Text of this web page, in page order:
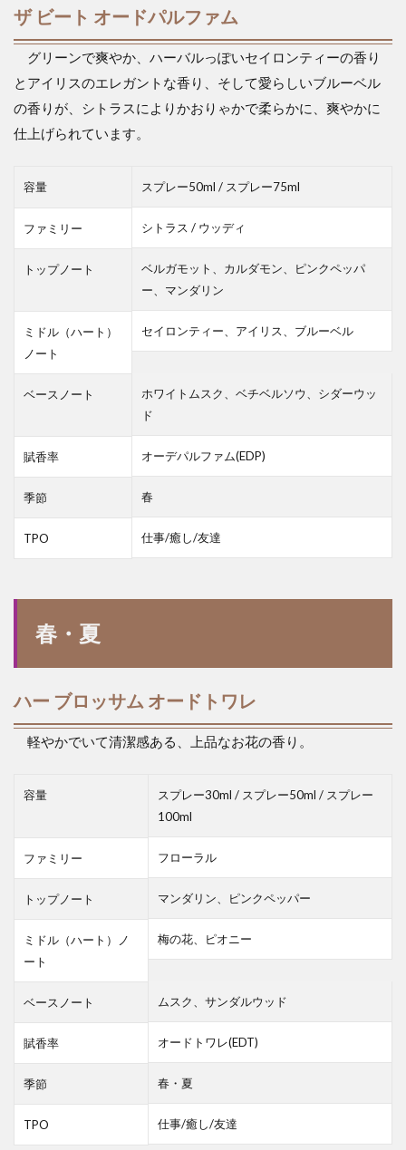
ザ ビート オードパルファム
グリーンで爽やか、ハーバルっぽいセイロンティーの香り
とアイリスのエレガントな香り、そして愛らしいブルーベル
の香りが、シトラスによりかおりゃかで柔らかに、爽やかに
仕上げられています。
容量 スプレー50ml / スプレー75ml
ファミリー シトラス / ウッディ
トップノート
ベルガモット、カルダモン、ピンクペッパ
ー、マンダリン
ミドル（ハート）
ノート
セイロンティー、アイリス、ブルーベル
ベースノート
ホワイトムスク、ベチベルソウ、シダーウッ
ド
賦香率 オーデパルファム(EDP)
季節 春
TPO 仕事/癒し/友達
春・夏
ハー ブロッサム オードトワレ
軽やかでいて清潔感ある、上品なお花の香り。
容量
スプレー30ml / スプレー50ml / スプレー
100ml
ファミリー フローラル
トップノート マンダリン、ピンクペッパー
ミドル（ハート）ノ
ート
梅の花、ピオニー
ベースノート ムスク、サンダルウッド
賦香率 オードトワレ(EDT)
季節 春・夏
TPO 仕事/癒し/友達